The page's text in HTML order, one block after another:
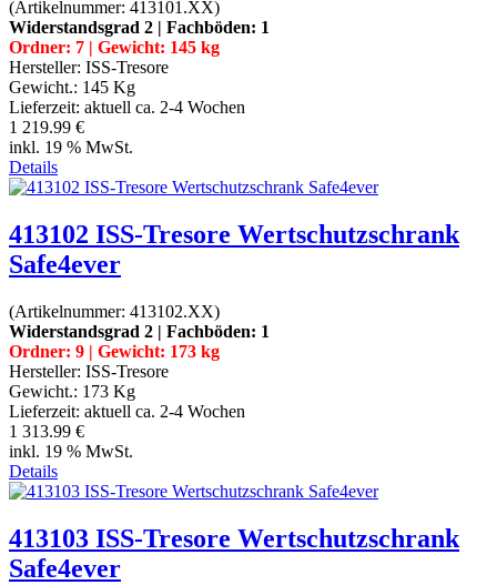
(Artikelnummer: 413101.XX)
Widerstandsgrad 2 | Fachböden: 1
Ordner: 7 | Gewicht: 145 kg
Hersteller: ISS-Tresore
Gewicht.: 145 Kg
Lieferzeit: aktuell ca. 2-4 Wochen
1 219.99 €
inkl. 19 % MwSt.
Details
413102 ISS-Tresore Wertschutzschrank
Safe4ever
(Artikelnummer: 413102.XX)
Widerstandsgrad 2 | Fachböden: 1
Ordner: 9 | Gewicht: 173 kg
Hersteller: ISS-Tresore
Gewicht.: 173 Kg
Lieferzeit: aktuell ca. 2-4 Wochen
1 313.99 €
inkl. 19 % MwSt.
Details
413103 ISS-Tresore Wertschutzschrank
Safe4ever